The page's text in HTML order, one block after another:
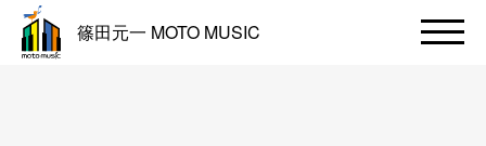
篠田元一 MOTO MUSIC